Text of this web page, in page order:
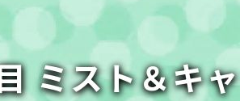
ミスト＆キ